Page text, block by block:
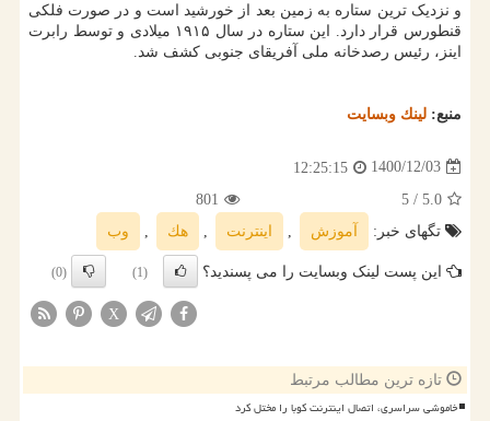
و نزدیک ترین ستاره به زمین بعد از خورشید است و در صورت فلکی
قنطورس قرار دارد. این ستاره در سال ۱۹۱۵ میلادی و توسط رابرت
اینز، رئیس رصدخانه ملی آفریقای جنوبی کشف شد.
منبع: لینك وبسایت
1400/12/03
12:25:15
5.0
/ 5
801
تگهای خبر:
آموزش , اینترنت , هك , وب
این پست لینک وبسایت را می پسندید؟ (1)
(0)
X
تازه ترین مطالب مرتبط
خاموشی سراسری، اتصال اینترنت کوبا را مختل کرد